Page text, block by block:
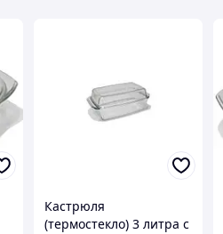
Кастрюля
(термостекло) 3 литра с